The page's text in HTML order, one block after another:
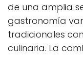
de una amplia
gastronomía
tradicionales
culinaria. La